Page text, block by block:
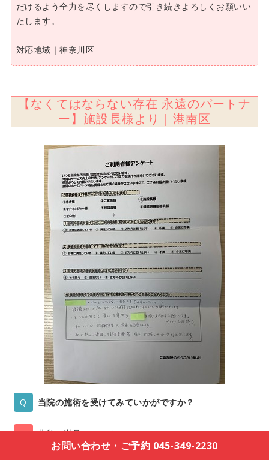
だけるよう全力を尽くしますので引き続きよろしくお願いい
たします。
対応地域｜神奈川区
【なくてはならない存在 永遠のパートナ
ー】施設長様より｜港南区
当院の施術を受けてみていかがですか？
非常に満足している
お問い合わせ・ご予約 045-349-2230